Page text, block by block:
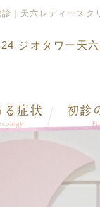
｜天六レディースク
ジオタワー天
る症状 初診